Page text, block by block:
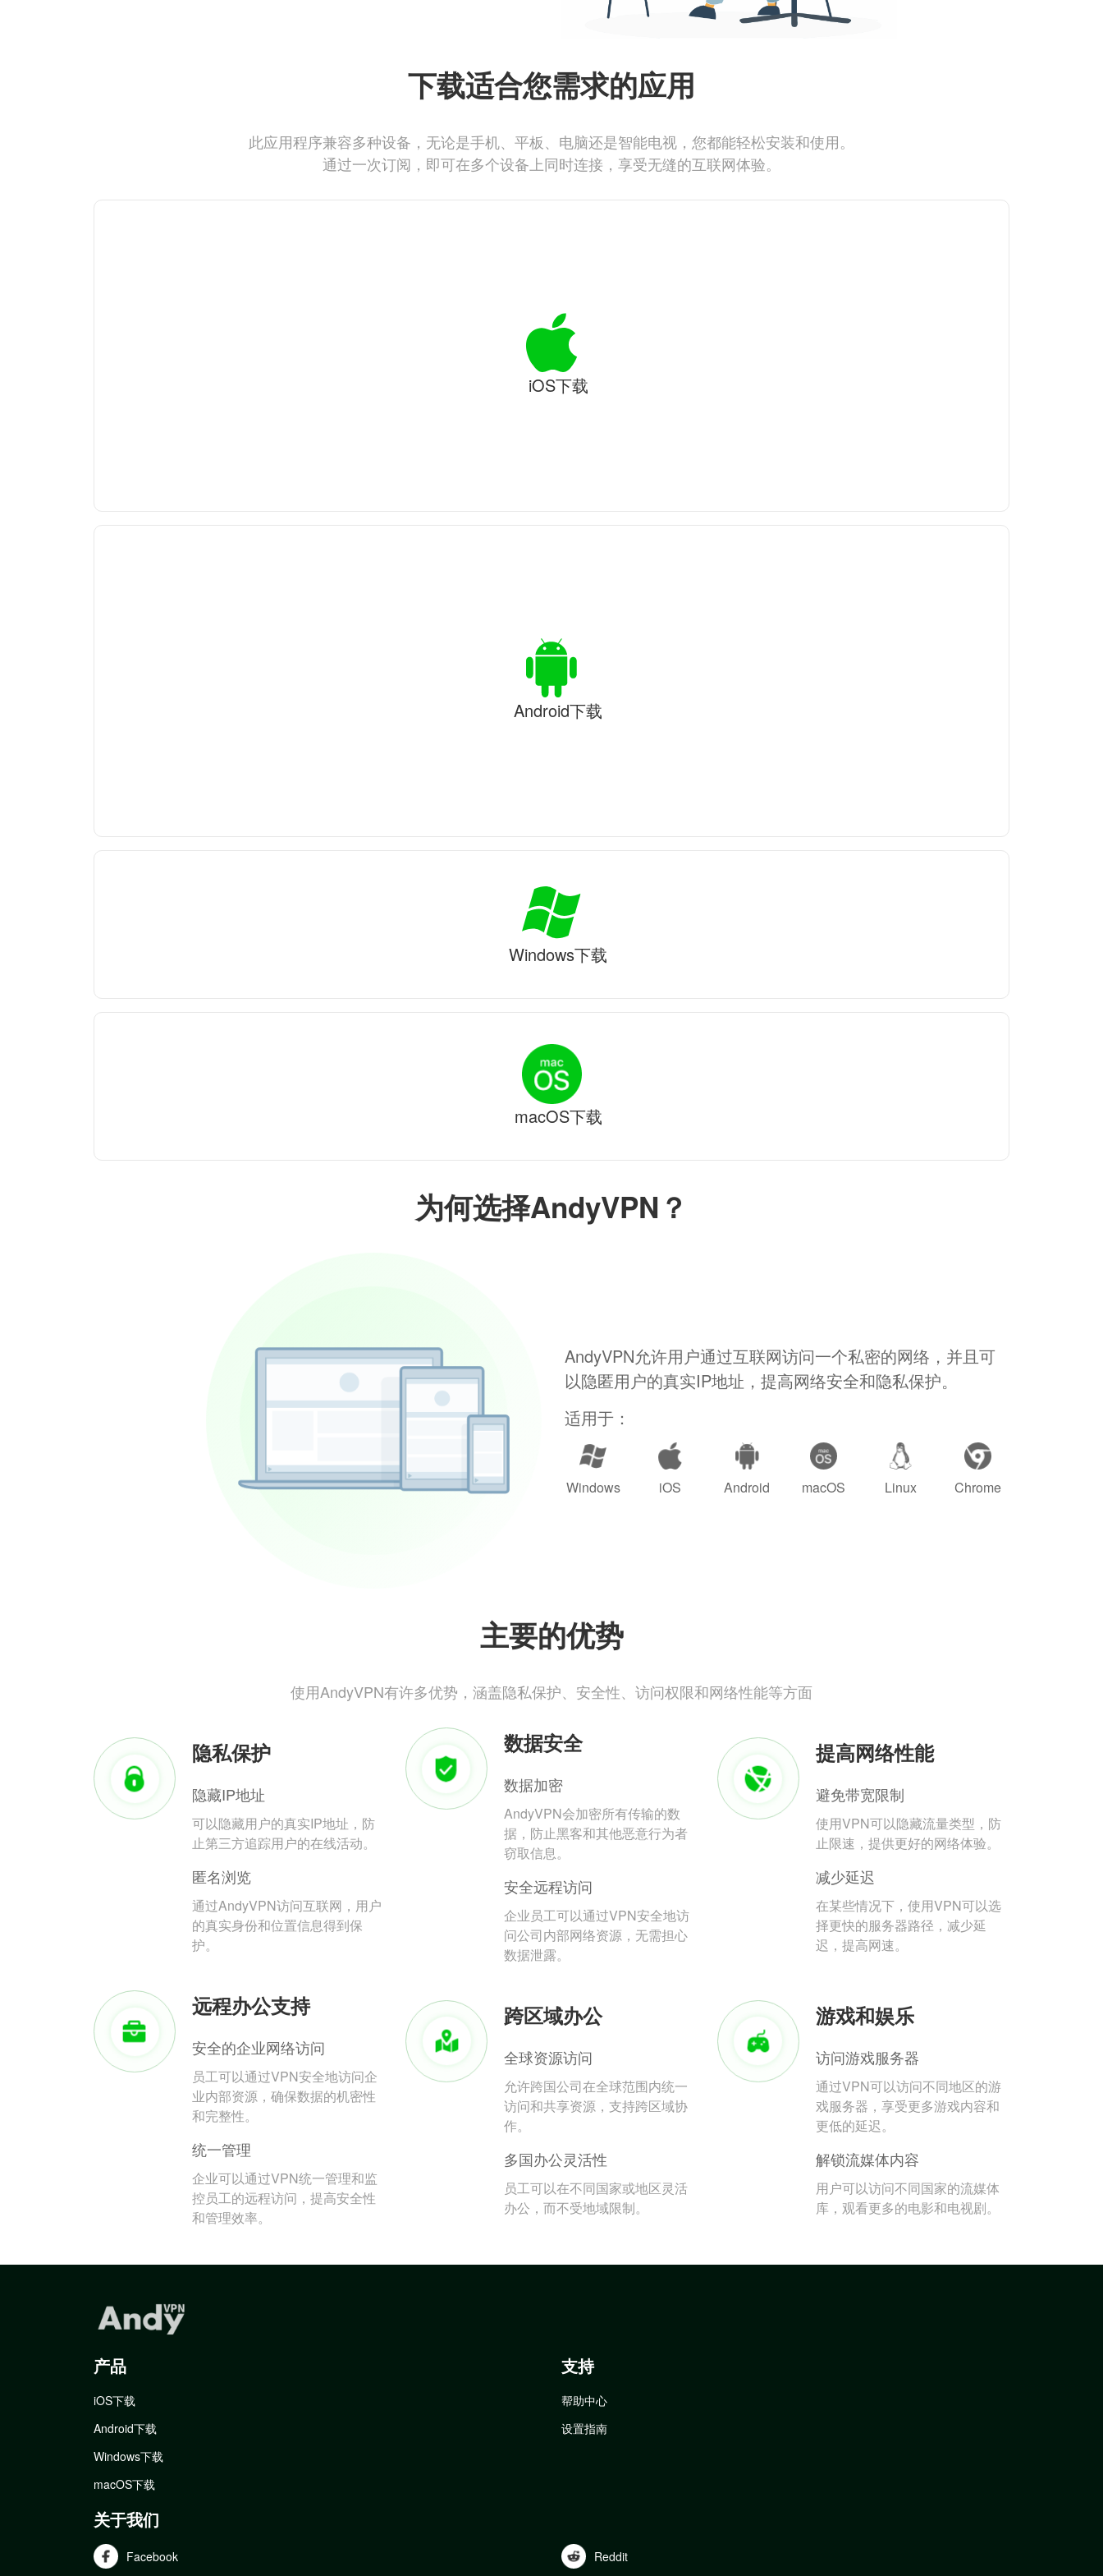
为何选择AndyVPN？
AndyVPN允许用户通过互联网访问一个私密的网络，并且可
以隐匿用户的真实IP地址，提高网络安全和隐私保护。
适用于：
Windows iOS Android macOS Linux Chrome
主要的优势
使用AndyVPN有许多优势，涵盖隐私保护、安全性、访问权限和网络性能等方面
隐私保护
隐藏IP地址
可以隐藏用户的真实IP地址，防
止第三方追踪用户的在线活动。
匿名浏览
通过AndyVPN访问互联网，用户
的真实身份和位置信息得到保
护。
数据安全
数据加密
AndyVPN会加密所有传输的数
据，防止黑客和其他恶意行为者
窃取信息。
安全远程访问
企业员工可以通过VPN安全地访
问公司内部网络资源，无需担心
数据泄露。
提高网络性能
避免带宽限制
使用VPN可以隐藏流量类型，防
止限速，提供更好的网络体验。
减少延迟
在某些情况下，使用VPN可以选
择更快的服务器路径，减少延
迟，提高网速。
远程办公支持
安全的企业网络访问
员工可以通过VPN安全地访问企
业内部资源，确保数据的机密性
和完整性。
统一管理
企业可以通过VPN统一管理和监
控员工的远程访问，提高安全性
和管理效率。
跨区域办公
全球资源访问
允许跨国公司在全球范围内统一
访问和共享资源，支持跨区域协
作。
多国办公灵活性
员工可以在不同国家或地区灵活
办公，而不受地域限制。
游戏和娱乐
访问游戏服务器
通过VPN可以访问不同地区的游
戏服务器，享受更多游戏内容和
更低的延迟。
解锁流媒体内容
用户可以访问不同国家的流媒体
库，观看更多的电影和电视剧。
下载适合您需求的应用
此应用程序兼容多种设备，无论是手机、平板、电脑还是智能电视，您都能轻松安装和使用。
通过一次订阅，即可在多个设备上同时连接，享受无缝的互联网体验。
iOS下载
Android下载
Windows下载
macOS下载
产品
iOS下载
Android下载
Windows下载
macOS下载
支持
帮助中心
设置指南
关于我们
Facebook Reddit